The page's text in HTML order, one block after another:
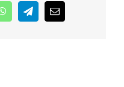
WhatsAppTelegramEmail